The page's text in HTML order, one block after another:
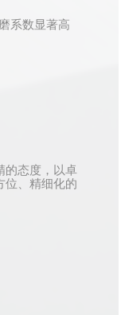
的态度，以卓
位、精细化的
系数显著高